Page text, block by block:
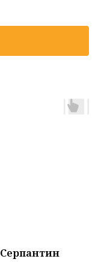
Серпантин